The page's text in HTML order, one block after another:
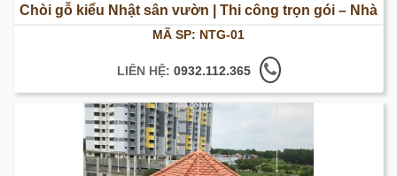
Chòi gỗ kiểu Nhật sân vườn | Thi công trọn gói – Nhà
MÃ SP: NTG-01
LIÊN HỆ: 0932.112.365